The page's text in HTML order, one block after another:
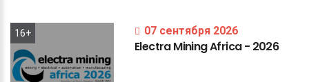
16+ 07 сентября 2026
ElectraMiningAfrica- 2026